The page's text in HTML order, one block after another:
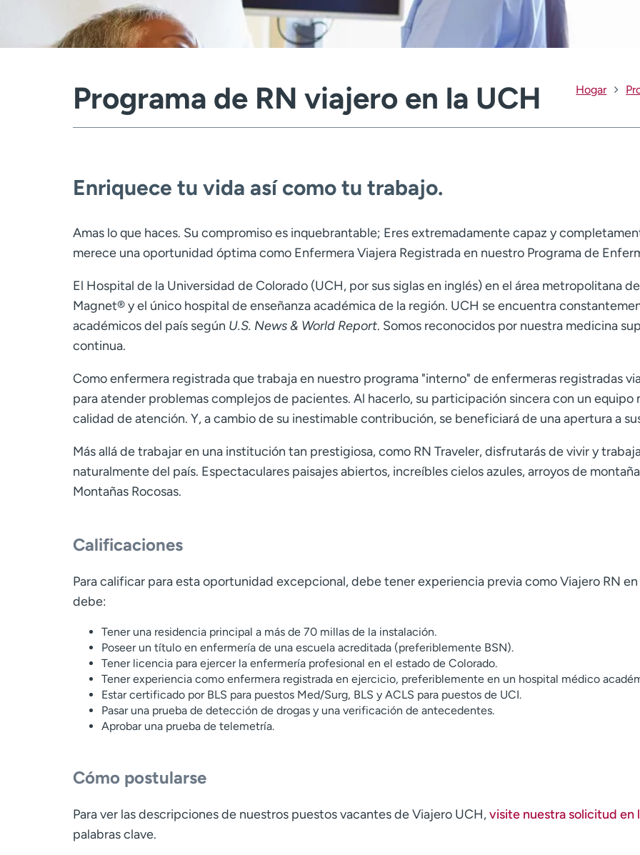
Programa de RN viajero en la UCH Hogar
Enriquece tu vida así como tu trabajo.
Amas lo que haces. Su compromiso es inquebrantable; Eres extremadamente capaz y
merece una oportunidad óptima como Enfermera Viajera Registrada en nuestro Programa de
El Hospital de la Universidad de Colorado (UCH, por sus siglas en inglés) en el área metropolitana
Magnet® y el único hospital de enseñanza académica de la región. UCH se encuentra
académicos del país según U.S. News & World Report. Somos reconocidos por nuestra medicina
continua.
Como enfermera registrada que trabaja en nuestro programa "interno" de enfermeras registradas
para atender problemas complejos de pacientes. Al hacerlo, su participación sincera con un
calidad de atención. Y, a cambio de su inestimable contribución, se beneficiará de una apertura a
Más allá de trabajar en una institución tan prestigiosa, como RN Traveler, disfrutarás de vivir y
naturalmente del país. Espectaculares paisajes abiertos, increíbles cielos azules, arroyos de
Montañas Rocosas.
Calificaciones
Para calificar para esta oportunidad excepcional, debe tener experiencia previa como Viajero RN
debe:
Tener una residencia principal a más de 70 millas de la instalación.
Poseer un título en enfermería de una escuela acreditada (preferiblemente BSN).
Tener licencia para ejercer la enfermería profesional en el estado de Colorado.
Tener experiencia como enfermera registrada en ejercicio, preferiblemente en un hospital médico
Estar certificado por BLS para puestos Med/Surg, BLS y ACLS para puestos de UCI.
Pasar una prueba de detección de drogas y una verificación de antecedentes.
Aprobar una prueba de telemetría.
Cómo postularse
Para ver las descripciones de nuestros puestos vacantes de Viajero UCH,visite nuestra solicitud en
palabras clave.